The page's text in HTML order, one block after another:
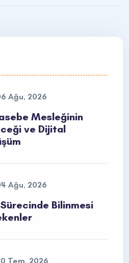
Ağu, 2026
Mesleğinin
ve Dijital
Ağu, 2026
Bilinmesi
Tem, 2026